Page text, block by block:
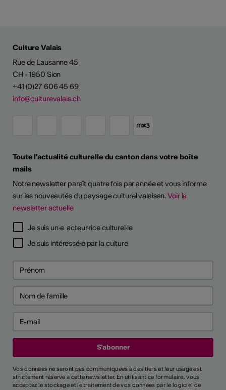
Culture Valais
Rue de Lausanne 45
CH - 1950 Sion
+41 (0)27 606 45 69
info@culturevalais.ch
Toute l'actualité culturelle du canton dans votre boîte
mails
Notre newsletter paraît quatre fois par année et vous informe
sur les nouveautés du paysage culturel valaisan.Voir la
newsletter actuelle
Je suis un·e acteur·rice culturel·le
Je suis intéressé·e par la culture
Vos données ne seront pas communiquées à des tiers et leur usage est
strictement réservé à cette newsletter. En utilisant ce formulaire, vous
acceptez le stockage et le traitement de vos données par le logiciel de